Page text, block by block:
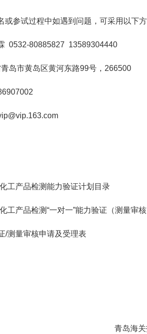
或参试过程中如遇到问题，可采用以下
0532-80885827 13589304440
岛市黄岛区黄河东路99号，266500
工产品检测能力验证计划目录
工产品检测“一对一”能力验证（测量审
/测量审核申请及受理表
青岛海